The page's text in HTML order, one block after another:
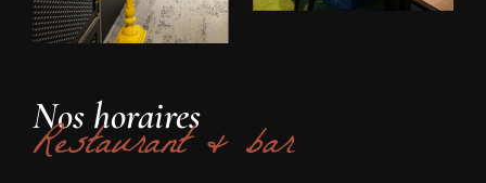
Nos horaires
Restaurant & bar